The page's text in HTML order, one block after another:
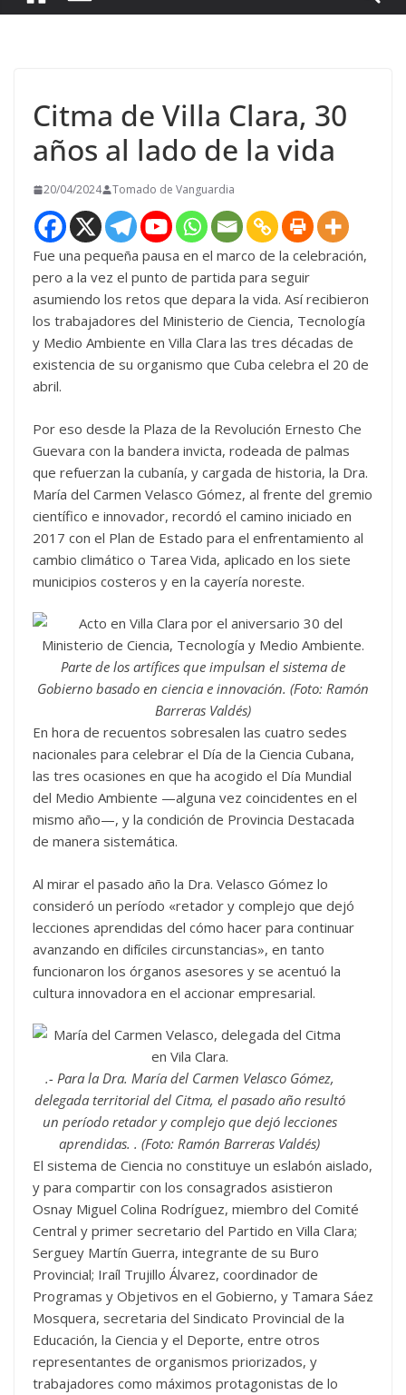
Citma de Villa Clara, 30
años al lado de la vida
20/04/2024 Tomado de Vanguardia
Fue una pequeña pausa en el marco de la celebración,
pero a la vez el punto de partida para seguir
asumiendo los retos que depara la vida. Así recibieron
los trabajadores del Ministerio de Ciencia, Tecnología
y Medio Ambiente en Villa Clara las tres décadas de
existencia de su organismo que Cuba celebra el 20 de
abril.
Por eso desde la Plaza de la Revolución Ernesto Che
Guevara con la bandera invicta, rodeada de palmas
que refuerzan la cubanía, y cargada de historia, la Dra.
María del Carmen Velasco Gómez, al frente del gremio
científico e innovador, recordó el camino iniciado en
2017 con el Plan de Estado para el enfrentamiento al
cambio climático o Tarea Vida, aplicado en los siete
municipios costeros y en la cayería noreste.
Parte de los artífices que impulsan el sistema de
Gobierno basado en ciencia e innovación. (Foto: Ramón
Barreras Valdés)
En hora de recuentos sobresalen las cuatro sedes
nacionales para celebrar el Día de la Ciencia Cubana,
las tres ocasiones en que ha acogido el Día Mundial
del Medio Ambiente —alguna vez coincidentes en el
mismo año—, y la condición de Provincia Destacada
de manera sistemática.
Al mirar el pasado año la Dra. Velasco Gómez lo
consideró un período «retador y complejo que dejó
lecciones aprendidas del cómo hacer para continuar
avanzando en difíciles circunstancias», en tanto
funcionaron los órganos asesores y se acentuó la
cultura innovadora en el accionar empresarial.
.- Para la Dra. María del Carmen Velasco Gómez,
delegada territorial del Citma, el pasado año resultó
un período retador y complejo que dejó lecciones
aprendidas. . (Foto: Ramón Barreras Valdés)
El sistema de Ciencia no constituye un eslabón aislado,
y para compartir con los consagrados asistieron
Osnay Miguel Colina Rodríguez, miembro del Comité
Central y primer secretario del Partido en Villa Clara;
Serguey Martín Guerra, integrante de su Buro
Provincial; Iraíl Trujillo Álvarez, coordinador de
Programas y Objetivos en el Gobierno, y Tamara Sáez
Mosquera, secretaria del Sindicato Provincial de la
Educación, la Ciencia y el Deporte, entre otros
representantes de organismos priorizados, y
trabajadores como máximos protagonistas de lo